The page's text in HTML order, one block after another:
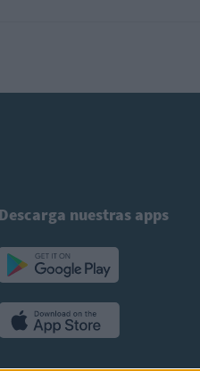
Descarga nuestras apps